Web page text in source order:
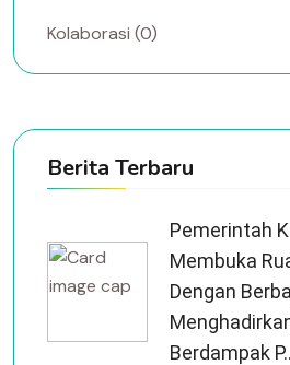
Kolaborasi (0)
Berita Terbaru
Pemerintah
Membuka
Dengan
Berdampak